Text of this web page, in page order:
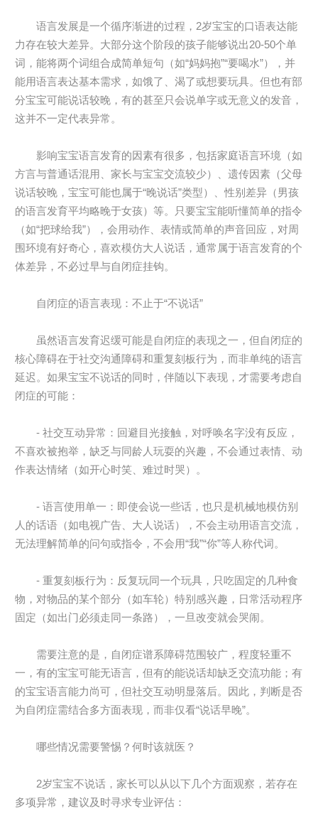
语言发展是一个循序渐进的过程，2岁宝宝的口语表达能
力存在较大差异。大部分这个阶段的孩子能够说出20-50个单
词，能将两个词组合成简单短句（如“妈妈抱”“要喝水”），并
能用语言表达基本需求，如饿了、渴了或想要玩具。但也有部
分宝宝可能说话较晚，有的甚至只会说单字或无意义的发音，
这并不一定代表异常。
影响宝宝语言发育的因素有很多，包括家庭语言环境（如
方言与普通话混用、家长与宝宝交流较少）、遗传因素（父母
说话较晚，宝宝可能也属于“晚说话”类型）、性别差异（男孩
的语言发育平均略晚于女孩）等。只要宝宝能听懂简单的指令
（如“把球给我”），会用动作、表情或简单的声音回应，对周
围环境有好奇心，喜欢模仿大人说话，通常属于语言发育的个
体差异，不必过早与自闭症挂钩。
自闭症的语言表现：不止于“不说话”
虽然语言发育迟缓可能是自闭症的表现之一，但自闭症的
核心障碍在于社交沟通障碍和重复刻板行为，而非单纯的语言
延迟。如果宝宝不说话的同时，伴随以下表现，才需要考虑自
闭症的可能：
- 社交互动异常：回避目光接触，对呼唤名字没有反应，
不喜欢被抱举，缺乏与同龄人玩耍的兴趣，不会通过表情、动
作表达情绪（如开心时笑、难过时哭）。
- 语言使用单一：即使会说一些话，也只是机械地模仿别
人的话语（如电视广告、大人说话），不会主动用语言交流，
无法理解简单的问句或指令，不会用“我”“你”等人称代词。
- 重复刻板行为：反复玩同一个玩具，只吃固定的几种食
物，对物品的某个部分（如车轮）特别感兴趣，日常活动程序
固定（如出门必须走同一条路），一旦改变就会哭闹。
需要注意的是，自闭症谱系障碍范围较广，程度轻重不
一，有的宝宝可能无语言，但有的能说话却缺乏交流功能；有
的宝宝语言能力尚可，但社交互动明显落后。因此，判断是否
为自闭症需结合多方面表现，而非仅看“说话早晚”。
哪些情况需要警惕？何时该就医？
2岁宝宝不说话，家长可以从以下几个方面观察，若存在
多项异常，建议及时寻求专业评估：